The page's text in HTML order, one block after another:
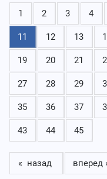
1 2 3 4
11 12 13
19 20 21
27 28 29
35 36 37
43 44 45
« назад вперед